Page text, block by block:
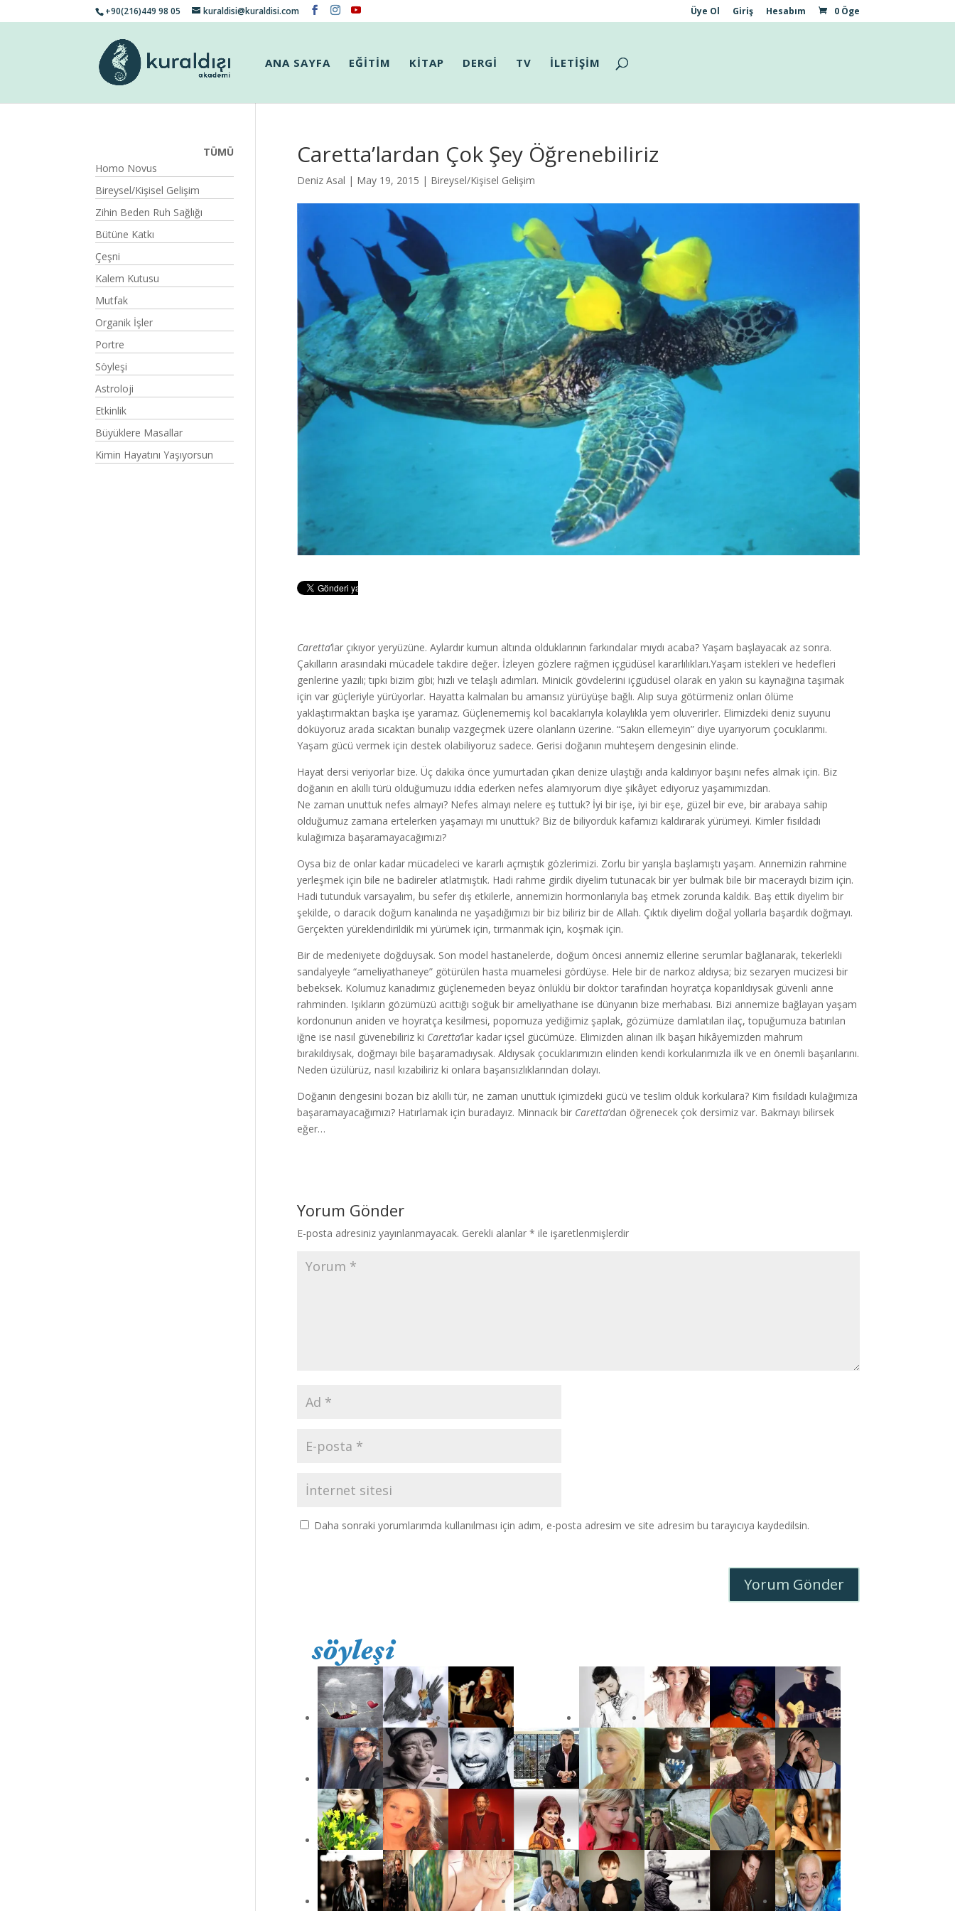
+90(216)449 98 05 kuraldisi@kuraldisi.com Üye Ol Giriş Hesabım 0 Öge
ANA SAYFA EĞİTİM KİTAP DERGİ TV İLETİŞİM
Caretta’lardan Çok Şey Öğrenebiliriz
Deniz Asal | May 19, 2015 | Bireysel/Kişisel Gelişim
Caretta‘lar çıkıyor yeryüzüne. Aylardır kumun altında olduklarının farkındalar mıydı acaba? Yaşam başlayacak az sonra.
Çakılların arasındaki mücadele takdire değer. İzleyen gözlere rağmen içgüdüsel kararlılıkları.Yaşam istekleri ve hedefleri
genlerine yazılı; tıpkı bizim gibi; hızlı ve telaşlı adımları. Minicik gövdelerini içgüdüsel olarak en yakın su kaynağına taşımak
için var güçleriyle yürüyorlar. Hayatta kalmaları bu amansız yürüyüşe bağlı. Alıp suya götürmeniz onları ölüme
yaklaştırmaktan başka işe yaramaz. Güçlenememiş kol bacaklarıyla kolaylıkla yem oluverirler. Elimizdeki deniz suyunu
döküyoruz arada sıcaktan bunalıp vazgeçmek üzere olanların üzerine. “Sakın ellemeyin” diye uyarıyorum çocuklarımı.
Yaşam gücü vermek için destek olabiliyoruz sadece. Gerisi doğanın muhteşem dengesinin elinde.
Hayat dersi veriyorlar bize. Üç dakika önce yumurtadan çıkan denize ulaştığı anda kaldırıyor başını nefes almak için. Biz
doğanın en akıllı türü olduğumuzu iddia ederken nefes alamıyorum diye şikâyet ediyoruz yaşamımızdan.
Ne zaman unuttuk nefes almayı? Nefes almayı nelere eş tuttuk? İyi bir işe, iyi bir eşe, güzel bir eve, bir arabaya sahip
olduğumuz zamana ertelerken yaşamayı mı unuttuk? Biz de biliyorduk kafamızı kaldırarak yürümeyi. Kimler fısıldadı
kulağımıza başaramayacağımızı?
Oysa biz de onlar kadar mücadeleci ve kararlı açmıştık gözlerimizi. Zorlu bir yarışla başlamıştı yaşam. Annemizin rahmine
yerleşmek için bile ne badireler atlatmıştık. Hadi rahme girdik diyelim tutunacak bir yer bulmak bile bir maceraydı bizim için.
Hadi tutunduk varsayalım, bu sefer dış etkilerle, annemizin hormonlarıyla baş etmek zorunda kaldık. Baş ettik diyelim bir
şekilde, o daracık doğum kanalında ne yaşadığımızı bir biz biliriz bir de Allah. Çıktık diyelim doğal yollarla başardık doğmayı.
Gerçekten yüreklendirildik mi yürümek için, tırmanmak için, koşmak için.
Bir de medeniyete doğduysak. Son model hastanelerde, doğum öncesi annemiz ellerine serumlar bağlanarak, tekerlekli
sandalyeyle “ameliyathaneye” götürülen hasta muamelesi gördüyse. Hele bir de narkoz aldıysa; biz sezaryen mucizesi bir
bebeksek. Kolumuz kanadımız güçlenemeden beyaz önlüklü bir doktor tarafından hoyratça koparıldıysak güvenli anne
rahminden. Işıkların gözümüzü acıttığı soğuk bir ameliyathane ise dünyanın bize merhabası. Bizi annemize bağlayan yaşam
kordonunun aniden ve hoyratça kesilmesi, popomuza yediğimiz şaplak, gözümüze damlatılan ilaç, topuğumuza batırılan
iğne ise nasıl güvenebiliriz ki Caretta‘lar kadar içsel gücümüze. Elimizden alınan ilk başarı hikâyemizden mahrum
bırakıldıysak, doğmayı bile başaramadıysak. Aldıysak çocuklarımızın elinden kendi korkularımızla ilk ve en önemli başarılarını.
Neden üzülürüz, nasıl kızabiliriz ki onlara başarısızlıklarından dolayı.
Doğanın dengesini bozan biz akıllı tür, ne zaman unuttuk içimizdeki gücü ve teslim olduk korkulara? Kim fısıldadı kulağımıza
başaramayacağımızı? Hatırlamak için buradayız. Minnacık bir Caretta‘dan öğrenecek çok dersimiz var. Bakmayı bilirsek
eğer…
Yorum Gönder
E-posta adresiniz yayınlanmayacak. Gerekli alanlar * ile işaretlenmişlerdir
Daha sonraki yorumlarımda kullanılması için adım, e-posta adresim ve site adresim bu tarayıcıya kaydedilsin.
TÜMÜ
Homo Novus
Bireysel/Kişisel Gelişim
Zihin Beden Ruh Sağlığı
Bütüne Katkı
Çeşni
Kalem Kutusu
Mutfak
Organik İşler
Portre
Söyleşi
Astroloji
Etkinlik
Büyüklere Masallar
Kimin Hayatını Yaşıyorsun